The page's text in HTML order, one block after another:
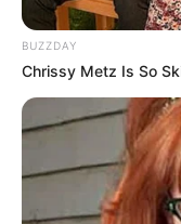
2. Perbanyak
BUZZDAY
Chrissy Metz Is So